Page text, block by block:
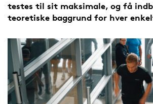
testes til sit maksimale, og få
teoretiske baggrund for hver